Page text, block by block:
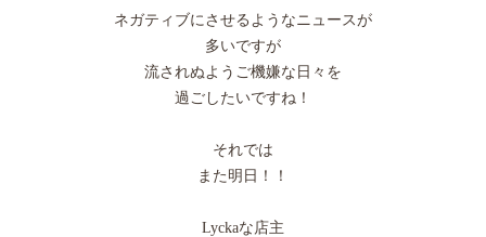
ネガティブにさせるようなニュースが
多いですが
流されぬようご機嫌な日々を
過ごしたいですね！
それでは
また明日！！
Lyckaな店主